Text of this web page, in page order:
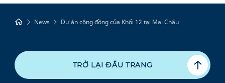
News Dự án cộng đồng của Khối 12 tại Mai Châu
TRỞ LẠI ĐẦU TRANG